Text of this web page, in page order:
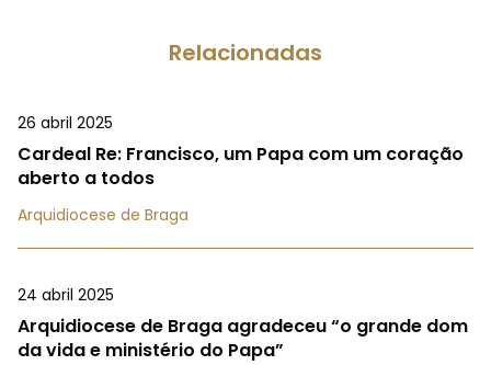
Relacionadas
26 abril 2025
Cardeal Re: Francisco, um Papa com um coração
aberto a todos
Arquidiocese de Braga
24 abril 2025
Arquidiocese de Braga agradeceu “o grande dom
da vida e ministério do Papa”